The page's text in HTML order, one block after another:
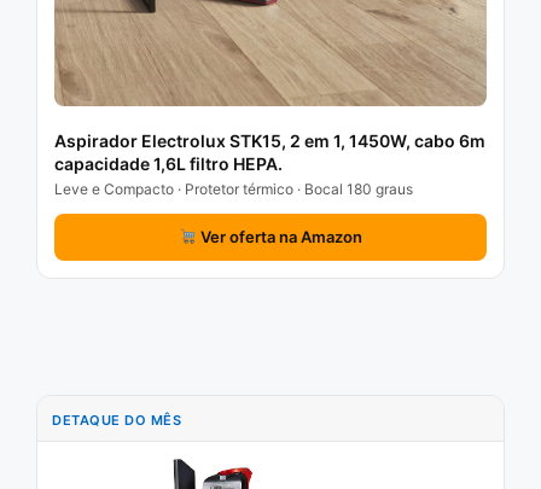
Aspirador Electrolux STK15, 2 em 1, 1450W, cabo 6m
capacidade 1,6L filtro HEPA.
Leve e Compacto · Protetor térmico · Bocal 180 graus
Ver oferta na Amazon
DETAQUE DO MÊS